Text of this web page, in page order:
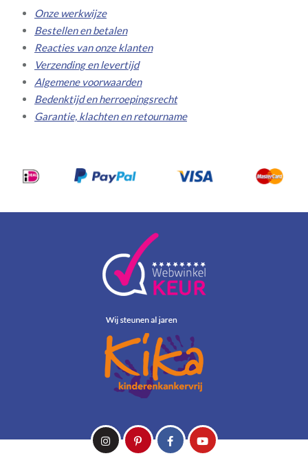
Onze werkwijze
Bestellen en betalen
Reacties van onze klanten
Verzending en levertijd
Algemene voorwaarden
Bedenktijd en herroepingsrecht
Garantie, klachten en retourname